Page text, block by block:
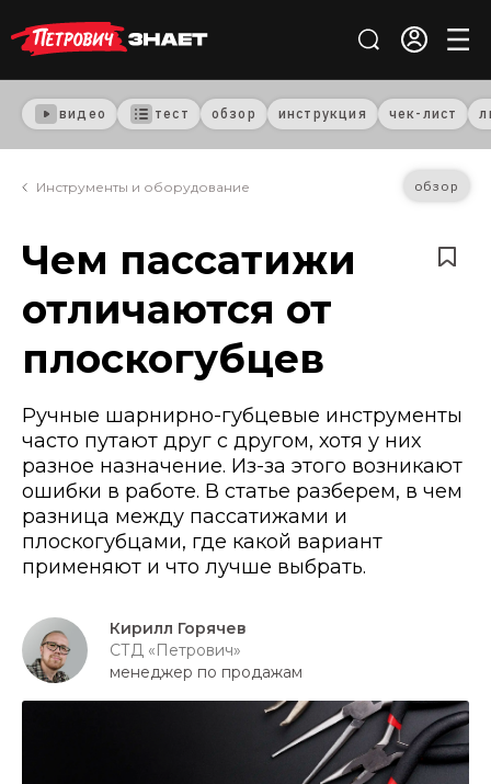
видео тест обзор инструкция чек-лист
Инструменты и оборудование обзор
Чем пассатижи
отличаются от
плоскогубцев
Кирилл Горячев
СТД «Петрович»
менеджер по продажам
Ручные шарнирно-губцевые инструменты
часто путают друг с другом, хотя у них
разное назначение. Из-за этого возникают
ошибки в работе. В статье разберем, в чем
разница между пассатижами и
плоскогубцами, где какой вариант
применяют и что лучше выбрать.